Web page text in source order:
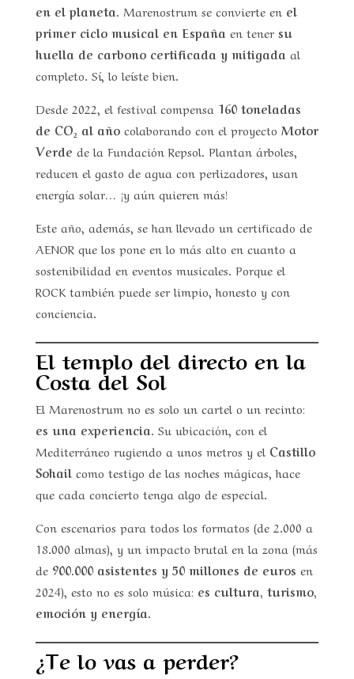
en el planeta. Marenostrum se convierte en el
primer ciclo musical en Españaen tener su
huella de carbono certificada y mitigadaal
completo. Sí, lo leíste bien.
Desde 2022, el festival compensa 160 toneladas
de CO₂ al añocolaborando con el proyecto Motor
Verde de la Fundación Repsol. Plantan árboles,
reducen el gasto de agua con perlizadores, usan
energía solar… ¡y aún quieren más!
Este año, además, se han llevado un certificado de
AENOR que los pone en lo más alto en cuanto a
sostenibilidad en eventos musicales. Porque el
ROCK también puede ser limpio, honesto y con
conciencia.
El templo del directo en la
Costa del Sol
El Marenostrum no es solo un cartel o un recinto:
es una experiencia. Su ubicación, con el
Mediterráneo rugiendo a unos metros y el Castillo
Sohailcomo testigo de las noches mágicas, hace
que cada concierto tenga algo de especial.
Con escenarios para todos los formatos (de 2.000 a
18.000 almas), y un impacto brutal en la zona (más
de 900.000 asistentes y 50 millones de euros en
2024), esto no es solo música: es cultura, turismo,
emoción y energía.
¿Te lo vas a perder?